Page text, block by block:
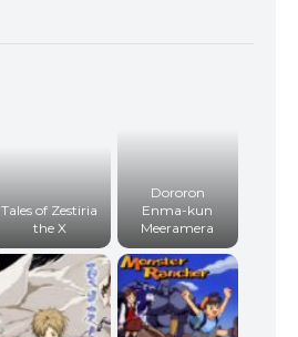
Tales of Zestiria
the X
Dororon
Enma-kun
Meeramera